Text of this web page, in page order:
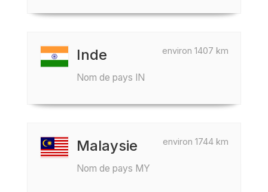
environ 1407 km
Inde
Nom de pays IN
environ 1744 km
Malaysie
Nom de pays MY